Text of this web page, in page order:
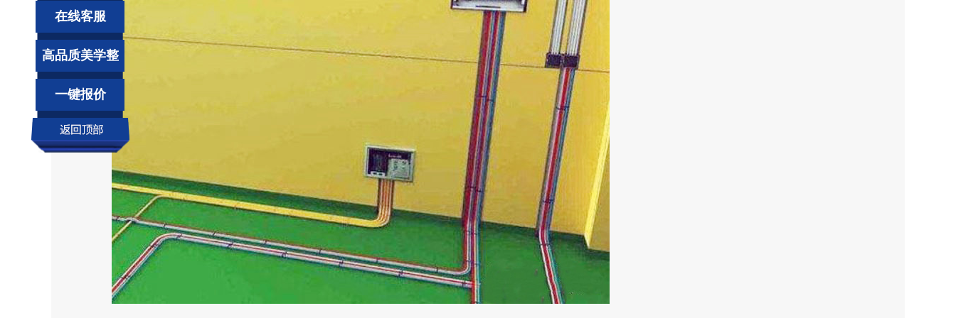
在线客服
高品质美学整
装
一键报价